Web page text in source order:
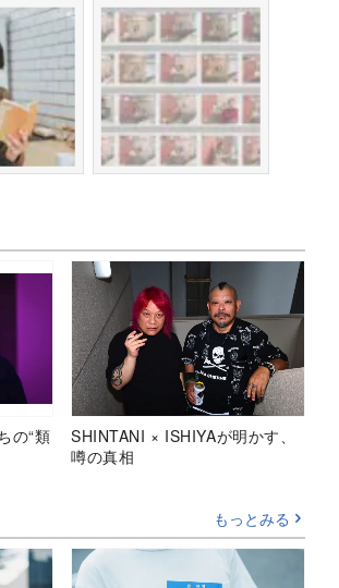
の“類
SHINTANI × ISHIYAが明かす、
噂の真相
もっとみる